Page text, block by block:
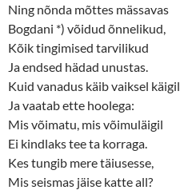
Ning nõnda mõttes mässavas
Bogdani *) võidud õnnelikud,
Kõik tingimised tarvilikud
Ja endsed hädad unustas.
Kuid vanadus käib vaiksel käigil
Ja vaatab ette hoolega:
Mis võimatu, mis võimuläigil
Ei kindlaks tee ta korraga.
Kes tungib mere täiusesse,
Mis seismas jäise katte all?